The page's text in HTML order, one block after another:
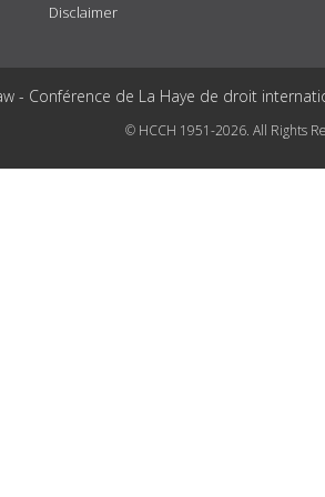
Disclaimer
- Conférence de La Haye de droit
© HCCH 1951-2026. All Rights